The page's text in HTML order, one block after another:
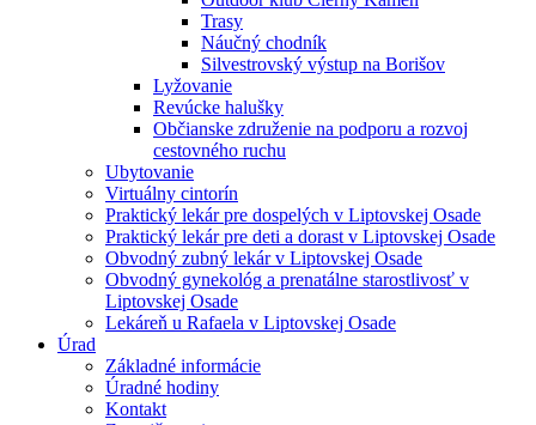
Trasy
Náučný chodník
Silvestrovský výstup na Borišov
Lyžovanie
Revúcke halušky
Občianske združenie na podporu a rozvoj
cestovného ruchu
Ubytovanie
Virtuálny cintorín
Praktický lekár pre dospelých v Liptovskej Osade
Praktický lekár pre deti a dorast v Liptovskej Osade
Obvodný zubný lekár v Liptovskej Osade
Obvodný gynekológ a prenatálne starostlivosť v
Liptovskej Osade
Lekáreň u Rafaela v Liptovskej Osade
Úrad
Základné informácie
Úradné hodiny
Kontakt